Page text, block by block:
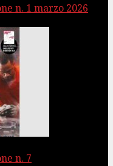
n. 1 marzo 2026
n. 7